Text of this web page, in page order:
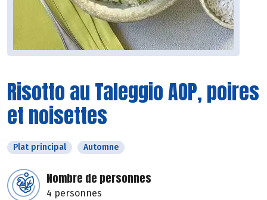
Risotto au Taleggio AOP, poires
et noisettes
Plat principal Automne
Nombre de personnes
4 personnes